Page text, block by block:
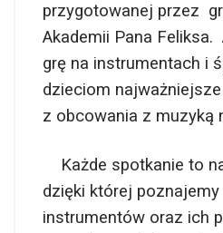
przygotowanej przez
Akademii Pana
grę na instrumentach i
dzieciom
z obcowania z muzyką
Każde spotkanie to
dzięki której
instrumentów oraz ich